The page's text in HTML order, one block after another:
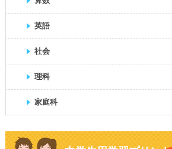
英語
社会
理科
家庭科